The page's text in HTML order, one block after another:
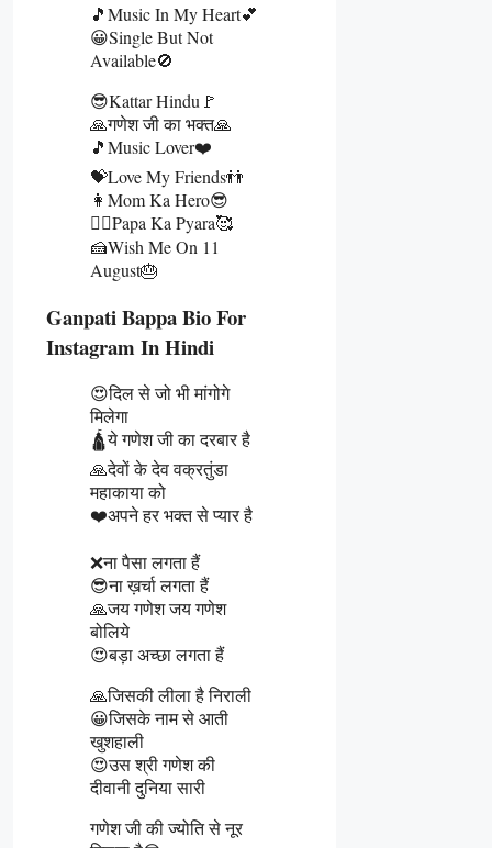
🎵Music In My Heart💕
😀Single But Not
Available🚫
😎Kattar Hindu🚩
🙏गणेश जी का भक्त🙏
🎵Music Lover❤️
💝Love My Friends👬
👩Mom Ka Hero😎
🧔‍♂️Papa Ka Pyara🥰
🍰Wish Me On 11
August🎂
Ganpati Bappa Bio For
Instagram In Hindi
😍दिल से जो भी मांगोगे
मिलेगा
🛕ये गणेश जी का दरबार है
🙏देवों के देव वक्रतुंडा
महाकाया को
❤️अपने हर भक्त से प्यार है
❌ना पैसा लगता हैं
😎ना ख़र्चा लगता हैं
🙏जय गणेश जय गणेश
बोलिये
😍बड़ा अच्छा लगता हैं
🙏जिसकी लीला है निराली
😀जिसके नाम से आती
खुशहाली
😍उस श्री गणेश की
दीवानी दुनिया सारी
गणेश जी की ज्योति से नूर